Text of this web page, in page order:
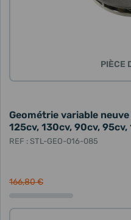
PIÈCE
Geométrie variable neuve
125cv, 130cv, 90cv, 95cv,
REF : STL-GEO-016-085
166,80 €